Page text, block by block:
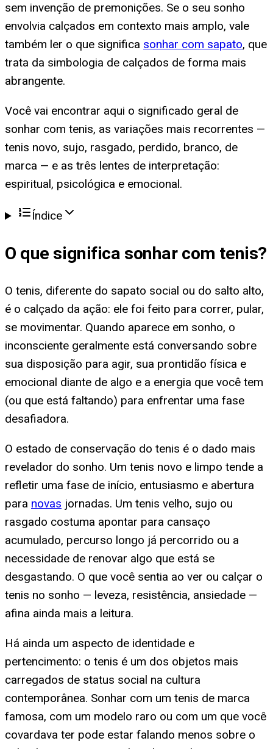
sem invenção de premonições. Se o seu sonho
envolvia calçados em contexto mais amplo, vale
também ler o que significa sonhar com sapato, que
trata da simbologia de calçados de forma mais
abrangente.
Você vai encontrar aqui o significado geral de
sonhar com tenis, as variações mais recorrentes —
tenis novo, sujo, rasgado, perdido, branco, de
marca — e as três lentes de interpretação:
espiritual, psicológica e emocional.
Índice
O que significa sonhar com tenis?
O tenis, diferente do sapato social ou do salto alto,
é o calçado da ação: ele foi feito para correr, pular,
se movimentar. Quando aparece em sonho, o
inconsciente geralmente está conversando sobre
sua disposição para agir, sua prontidão física e
emocional diante de algo e a energia que você tem
(ou que está faltando) para enfrentar uma fase
desafiadora.
O estado de conservação do tenis é o dado mais
revelador do sonho. Um tenis novo e limpo tende a
refletir uma fase de início, entusiasmo e abertura
para novas jornadas. Um tenis velho, sujo ou
rasgado costuma apontar para cansaço
acumulado, percurso longo já percorrido ou a
necessidade de renovar algo que está se
desgastando. O que você sentia ao ver ou calçar o
tenis no sonho — leveza, resistência, ansiedade —
afina ainda mais a leitura.
Há ainda um aspecto de identidade e
pertencimento: o tenis é um dos objetos mais
carregados de status social na cultura
contemporânea. Sonhar com um tenis de marca
famosa, com um modelo raro ou com um que você
covardava ter pode estar falando menos sobre o